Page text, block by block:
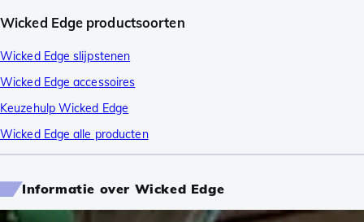
Wicked Edge productsoorten
Wicked Edge slijpstenen
Wicked Edge accessoires
Keuzehulp Wicked Edge
Wicked Edge alle producten
Informatie over Wicked Edge